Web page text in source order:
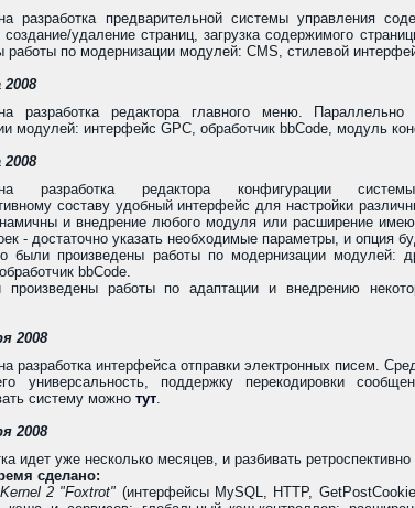
разработка предварительной системы управления
создание/удаление страниц, загрузка содержимого
работы по модернизации модулей: CMS, стилевой
разработка редактора главного меню.
модулей: интерфейс GPC, обработчик bbCode, модуль
разработка редактора конфигурации
составу удобный интерфейс для настройки
и внедрение любого модуля или расширение
- достаточно указать необходимые параметры, и опция
были произведены работы по модернизации модулей:
bbCode.
произведены работы по адаптации и внедрению
2008
разработка интерфейса отправки электронных писем.
универсальность, поддержку перекодировки
систему можно тут.
2008
идет уже несколько месяцев, и разбивать
сделано:
2 "Foxtrot" (интерфейсы MySQL, HTTP,